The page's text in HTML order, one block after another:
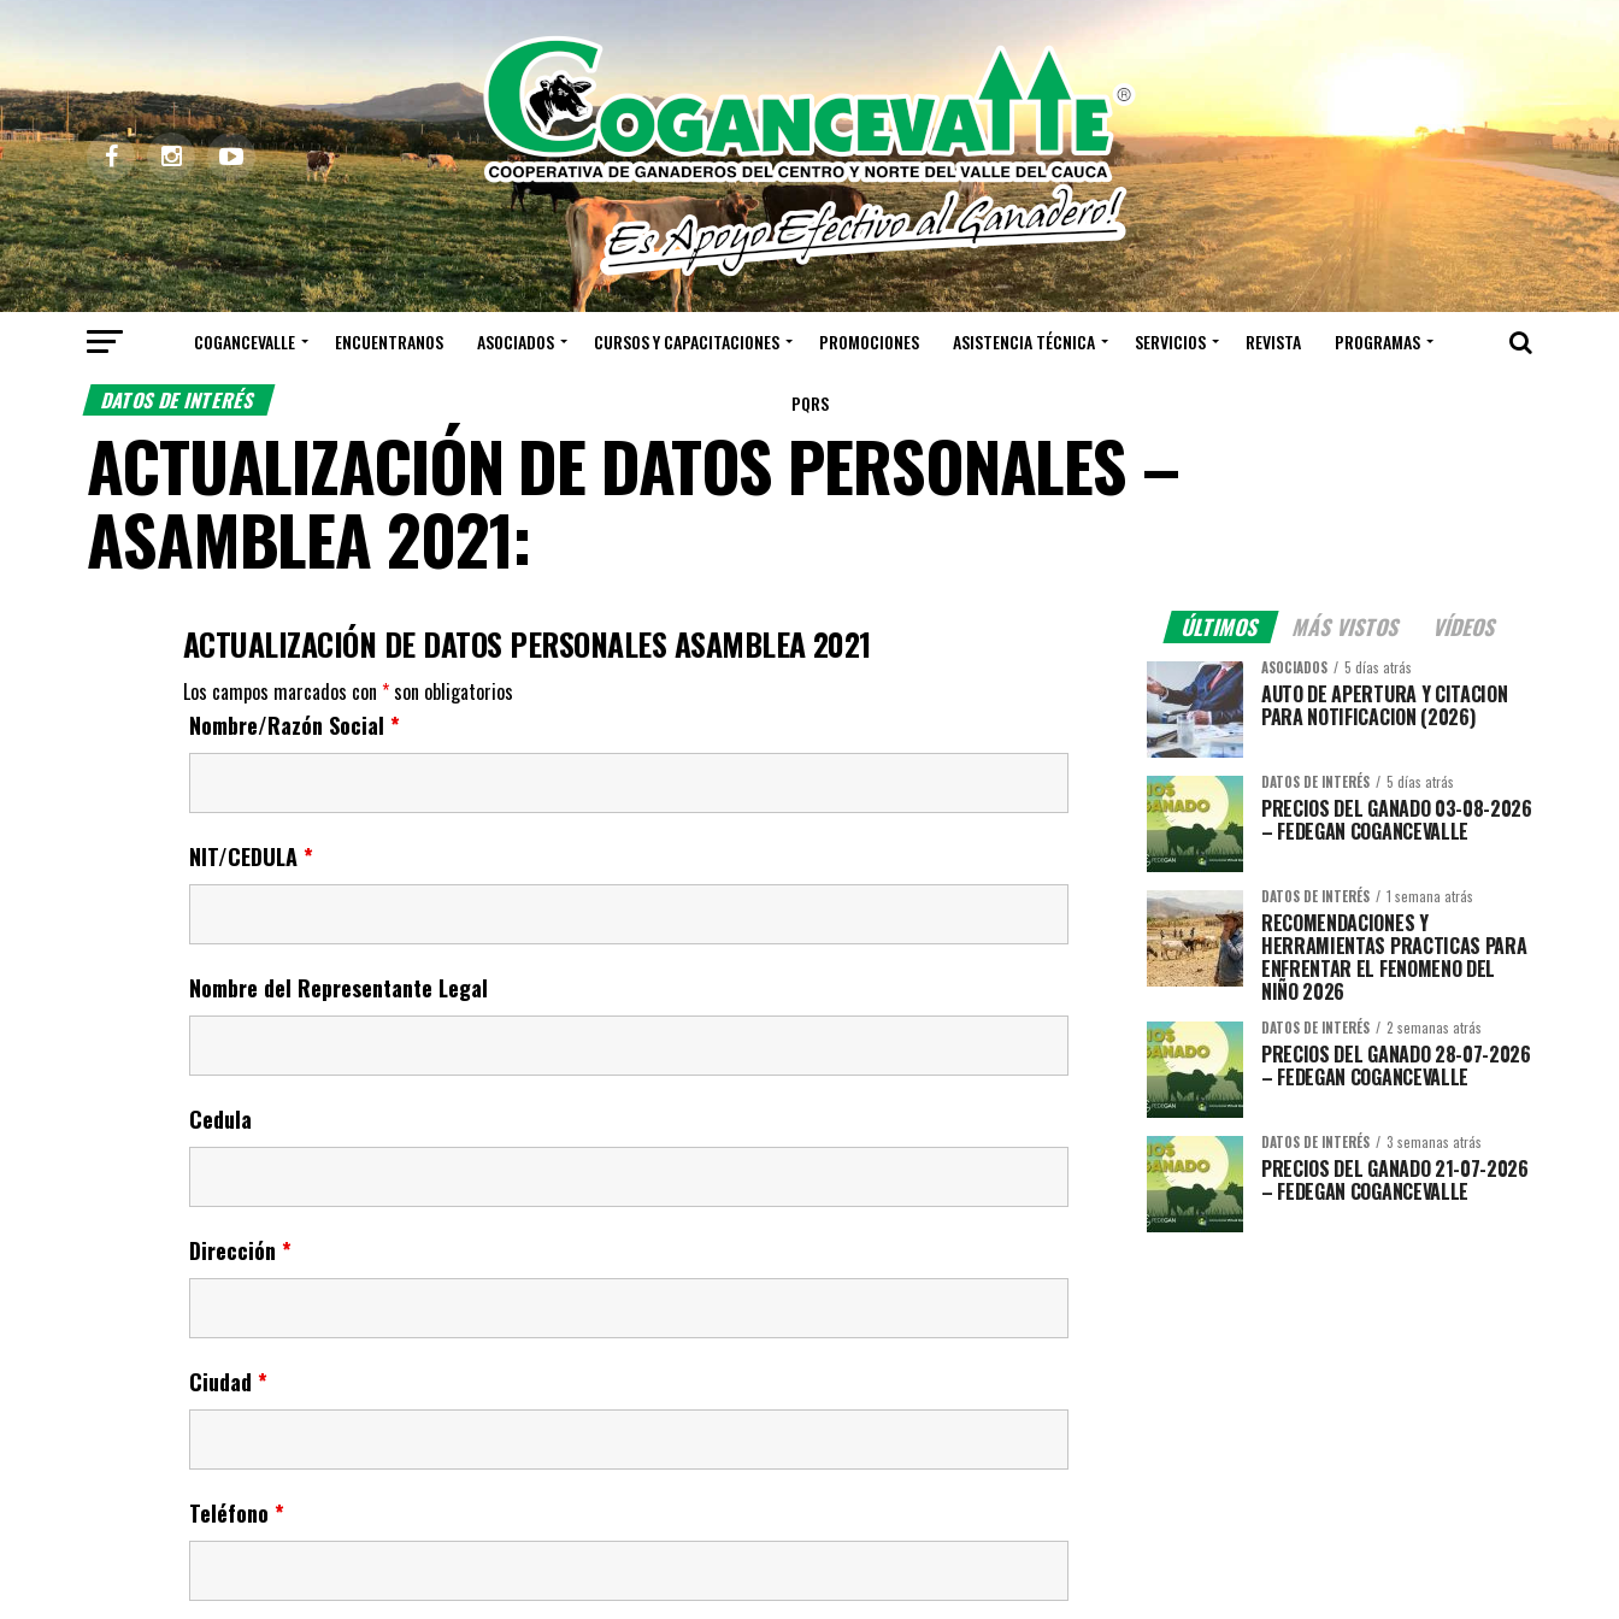
COGANCEVALLE ENCUENTRANOS ASOCIADOS CURSOS Y CAPACITACIONES PROMOCIONES ASISTENCIA TÉCNICA SERVICIOS REVISTA PROGRAMAS
PQRS
DATOS DE INTERÉS
ACTUALIZACIÓN DE DATOS PERSONALES –
ASAMBLEA 2021:
ACTUALIZACIÓN DE DATOS PERSONALES ASAMBLEA 2021
Los campos marcados con *son obligatorios
Nombre/Razón Social *
NIT/CEDULA*
Nombre del Representante Legal
Cedula
Dirección *
Ciudad *
Teléfono *
ÚLTIMOS MÁS VISTOS VÍDEOS
ASOCIADOS 5 días atrás
AUTO DE APERTURA Y CITACION
PARA NOTIFICACION (2026)
DATOS DE INTERÉS 5 días atrás
PRECIOS DEL GANADO 03-08-2026
– FEDEGAN COGANCEVALLE
DATOS DE INTERÉS 1 semana atrás
RECOMENDACIONES Y
HERRAMIENTAS PRACTICAS PARA
ENFRENTAR EL FENOMENO DEL
NIÑO 2026
DATOS DE INTERÉS 2 semanas atrás
PRECIOS DEL GANADO 28-07-2026
– FEDEGAN COGANCEVALLE
DATOS DE INTERÉS 3 semanas atrás
PRECIOS DEL GANADO 21-07-2026
– FEDEGAN COGANCEVALLE